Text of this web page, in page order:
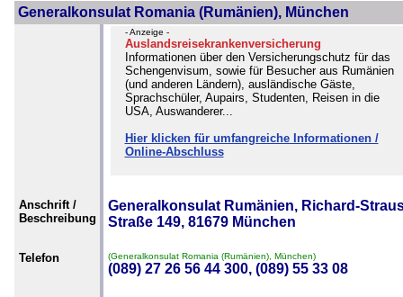
Generalkonsulat Romania (Rumänien), München
- Anzeige -
Auslandsreisekrankenversicherung
Informationen über den Versicherungschutz für das
Schengenvisum, sowie für Besucher aus Rumänien
(und anderen Ländern), ausländische Gäste,
Sprachschüler, Aupairs, Studenten, Reisen in die
USA, Auswanderer...
Hier klicken für umfangreiche Informationen /
Online-Abschluss
Anschrift /
Beschreibung
Generalkonsulat Rumänien, Richard-
Straße 149, 81679 München
Telefon (Generalkonsulat Romania (Rumänien), München)
(089) 27 26 56 44 300, (089) 55 33 08